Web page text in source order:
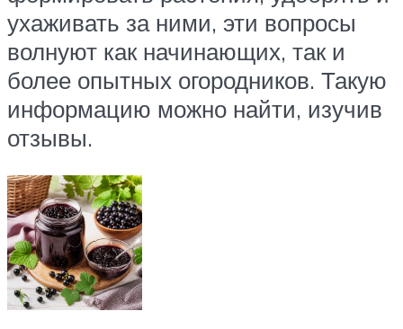
ухаживать за ними, эти вопросы
волнуют как начинающих, так и
более опытных огородников. Такую
информацию можно найти, изучив
отзывы.